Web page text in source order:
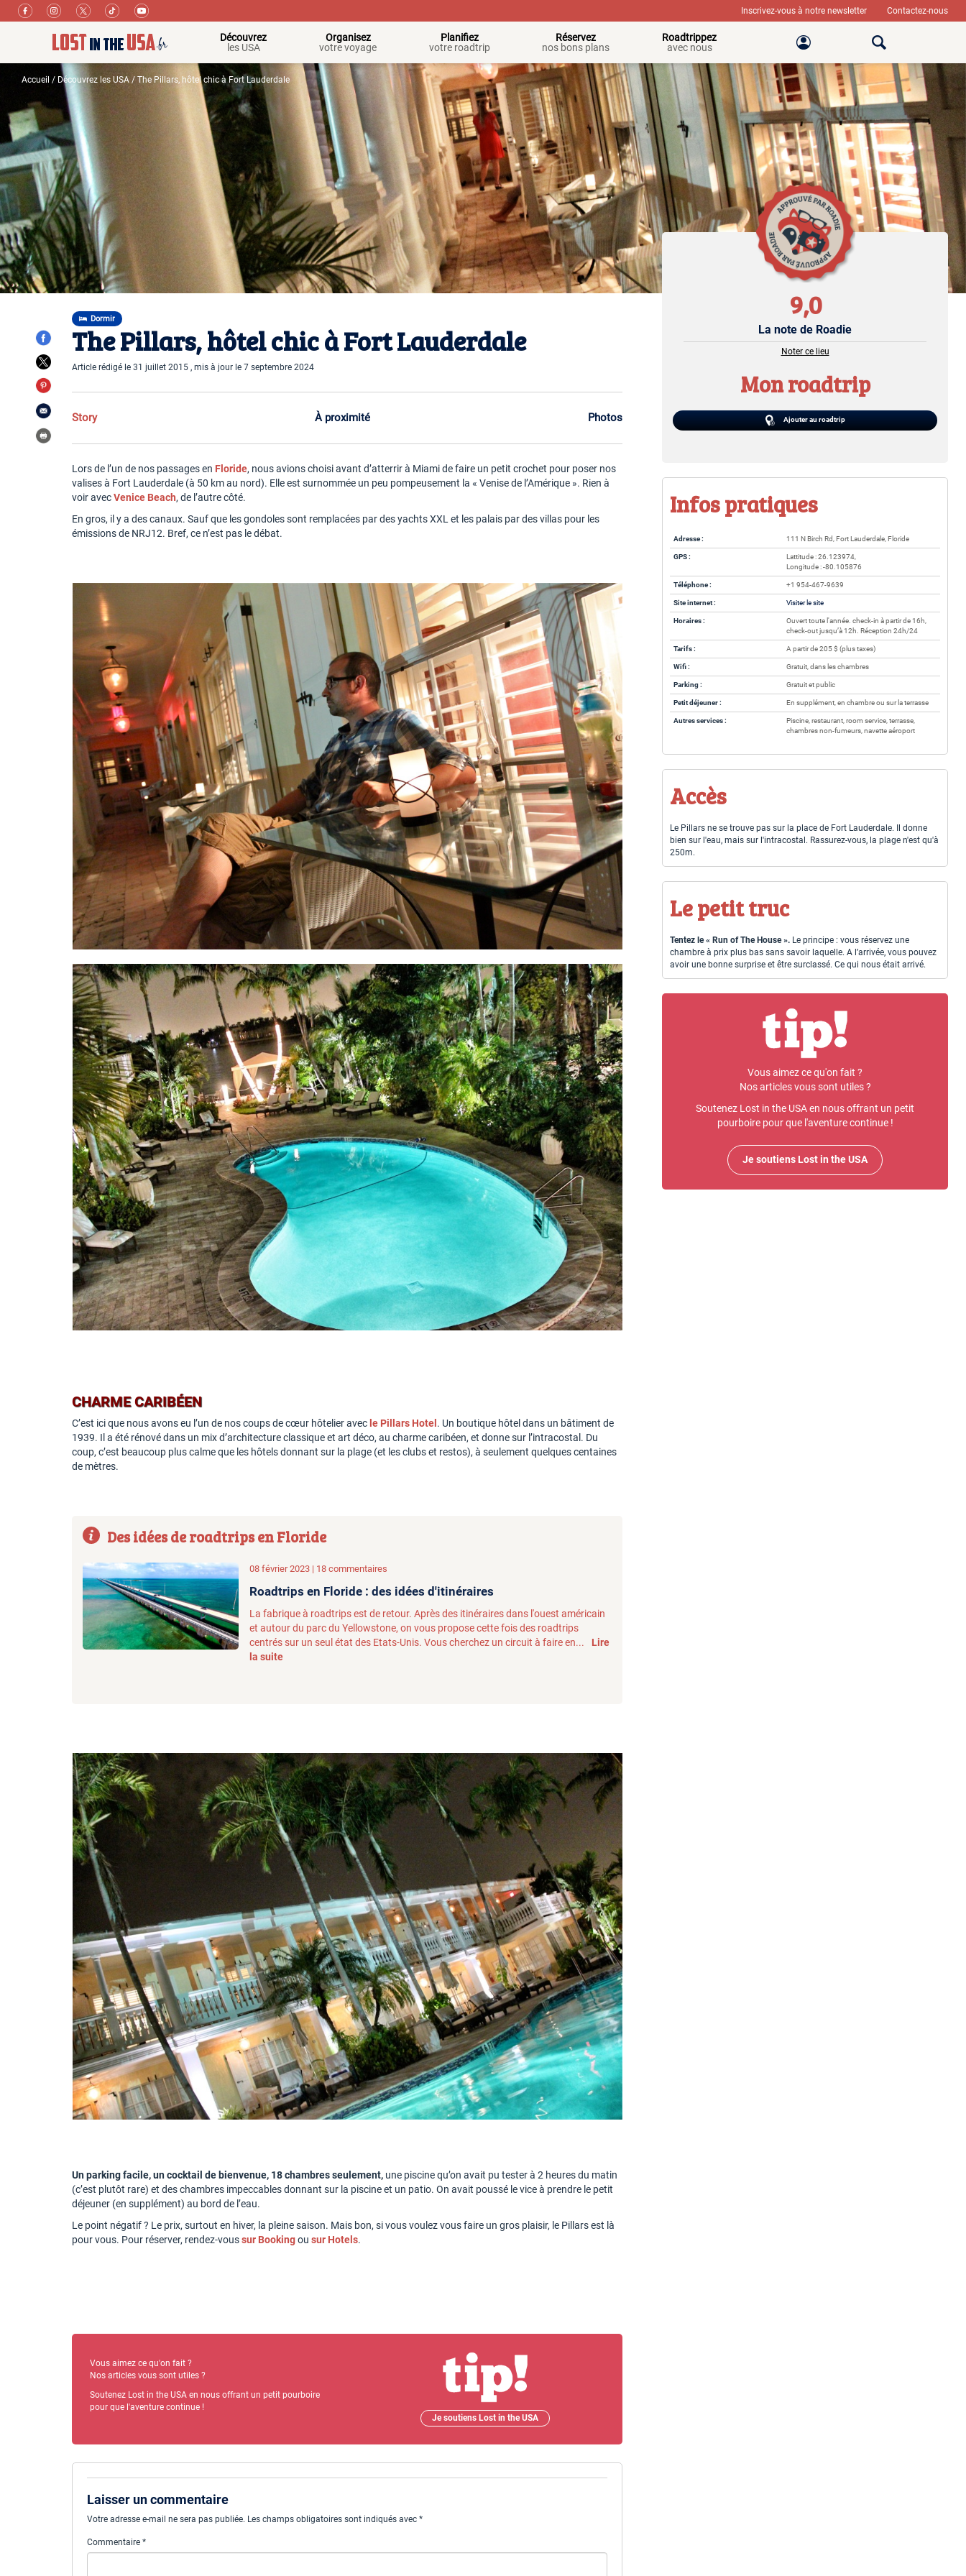
Inscrivez-vous à notre newsletter Contactez-nous
Découvrez
les USA
Organisez
votre voyage
Planifiez
votre roadtrip
Réservez
nos bons plans
Roadtrippez
avec nous
Accueil / Découvrez les USA / The Pillars, hôtel chic à Fort Lauderdale
Dormir
The Pillars, hôtel chic à Fort Lauderdale
Article rédigé le 31 juillet 2015 , mis à jour le 7 septembre 2024
Story À proximité Photos
Lors de l’un de nos passages en Floride, nous avions choisi avant d’atterrir à Miami de faire un petit crochet pour poser nos
valises à Fort Lauderdale (à 50 km au nord). Elle est surnommée un peu pompeusement la « Venise de l’Amérique ». Rien à
voir avecVenice Beach, de l’autre côté.
En gros, il y a des canaux. Sauf que les gondoles sont remplacées par des yachts XXL et les palais par des villas pour les
émissions de NRJ12. Bref, ce n’est pas le débat.
CHARME CARIBÉEN
C’est ici que nous avons eu l’un de nos coups de cœur hôtelier avec le Pillars Hotel . Un boutique hôtel dans un bâtiment de
1939. Il a été rénové dans un mix d’architecture classique et art déco, au charme caribéen, et donne sur l’intracostal. Du
coup, c’est beaucoup plus calme que les hôtels donnant sur la plage (et les clubs et restos), à seulement quelques centaines
de mètres.
Des idées de roadtrips en Floride
08 février 2023 | 18 commentaires
Roadtrips en Floride : des idées d'itinéraires
La fabrique à roadtrips est de retour. Après des itinéraires dans l'ouest américain
et autour du parc du Yellowstone, on vous propose cette fois des roadtrips
centrés sur un seul état des Etats-Unis. Vous cherchez un circuit à faire en...
Lire
la suite
Un parking facile, un cocktail de bienvenue, 18 chambres seulement, une piscine qu’on avait pu tester à 2 heures du matin
(c’est plutôt rare) et des chambres impeccables donnant sur la piscine et un patio. On avait poussé le vice à prendre le petit
déjeuner (en supplément) au bord de l’eau.
Le point négatif ? Le prix, surtout en hiver, la pleine saison. Mais bon, si vous voulez vous faire un gros plaisir, le Pillars est là
pour vous. Pour réserver, rendez-voussur Bookingousur Hotels.
Vous aimez ce qu'on fait ?
Nos articles vous sont utiles ?
Soutenez Lost in the USA en nous offrant un petit pourboire
pour que l'aventure continue !
Je soutiens Lost in the USA
Laisser un commentaire
Votre adresse e-mail ne sera pas publiée. Les champs obligatoires sont indiqués avec*
Commentaire*
9,0
La note de Roadie
Noter ce lieu
Mon roadtrip
Ajouter au roadtrip
Infos pratiques
Adresse : 111 N Birch Rd, Fort Lauderdale, Floride
GPS :
Lattitude : 26.123974,
Longitude : -80.105876
Téléphone : +1 954-467-9639
Site internet : Visiter le site
Horaires :
Ouvert toute l'année. check-in à partir de 16h,
check-out jusqu’à 12h. Réception 24h/24
Tarifs : A partir de 205 $ (plus taxes)
Wifi : Gratuit, dans les chambres
Parking : Gratuit et public
Petit déjeuner : En supplément, en chambre ou sur la terrasse
Autres services :
Piscine, restaurant, room service, terrasse,
chambres non-fumeurs, navette aéroport
Accès
Le Pillars ne se trouve pas sur la place de Fort Lauderdale. Il donne
bien sur l'eau, mais sur l'intracostal. Rassurez-vous, la plage n'est qu'à
250m.
Le petit truc
Tentez le « Run of The House ». Le principe : vous réservez une
chambre à prix plus bas sans savoir laquelle. A l’arrivée, vous pouvez
avoir une bonne surprise et être surclassé. Ce qui nous était arrivé.
Vous aimez ce qu'on fait ?
Nos articles vous sont utiles ?
Soutenez Lost in the USA en nous offrant un petit
pourboire pour que l'aventure continue !
Je soutiens Lost in the USA